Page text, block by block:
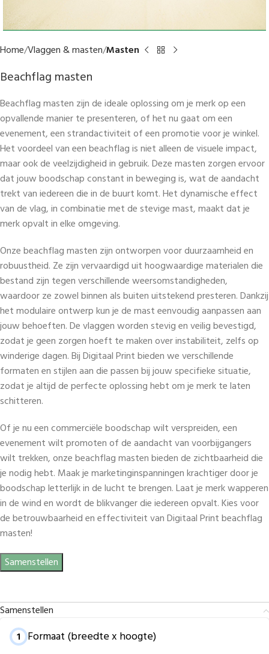
Home Vlaggen & masten Masten
Beachflag masten
Beachflag masten zijn de ideale oplossing om je merk op een
opvallende manier te presenteren, of het nu gaat om een
evenement, een strandactiviteit of een promotie voor je winkel.
Het voordeel van een beachflag is niet alleen de visuele impact,
maar ook de veelzijdigheid in gebruik. Deze masten zorgen ervoor
dat jouw boodschap constant in beweging is, wat de aandacht
trekt van iedereen die in de buurt komt. Het dynamische effect
van de vlag, in combinatie met de stevige mast, maakt dat je
merk opvalt in elke omgeving.
Onze beachflag masten zijn ontworpen voor duurzaamheid en
robuustheid. Ze zijn vervaardigd uit hoogwaardige materialen die
bestand zijn tegen verschillende weersomstandigheden,
waardoor ze zowel binnen als buiten uitstekend presteren. Dankzij
het modulaire ontwerp kun je de mast eenvoudig aanpassen aan
jouw behoeften. De vlaggen worden stevig en veilig bevestigd,
zodat je geen zorgen hoeft te maken over instabiliteit, zelfs op
winderige dagen. Bij Digitaal Print bieden we verschillende
formaten en stijlen aan die passen bij jouw specifieke situatie,
zodat je altijd de perfecte oplossing hebt om je merk te laten
schitteren.
Of je nu een commerciële boodschap wilt verspreiden, een
evenement wilt promoten of de aandacht van voorbijgangers
wilt trekken, onze beachflag masten bieden de zichtbaarheid die
je nodig hebt. Maak je marketinginspanningen krachtiger door je
boodschap letterlijk in de lucht te brengen. Laat je merk wapperen
in de wind en wordt de blikvanger die iedereen opvalt. Kies voor
de betrouwbaarheid en effectiviteit van Digitaal Print beachflag
masten!
Samenstellen
Samenstellen
1 Formaat (breedte x hoogte)